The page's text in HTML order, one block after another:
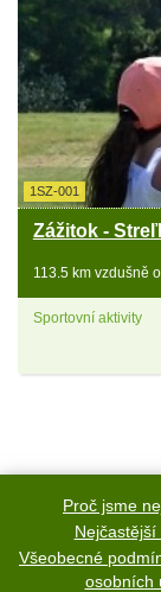
1SZ-001
Zážitok -
113.5 km vzdušně
Sportovní aktivity
Proč jsme
Nejčastější
Všeobecné
osobních